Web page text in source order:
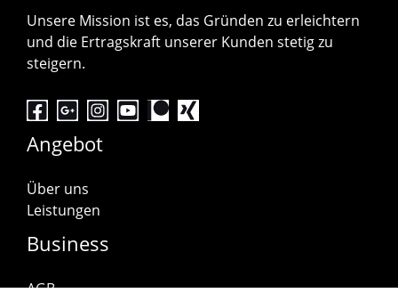
Unsere Mission ist es, das Gründen zu erleichtern
und die Ertragskraft unserer Kunden stetig zu
steigern.
Angebot
Über uns
Leistungen
Business
AGB